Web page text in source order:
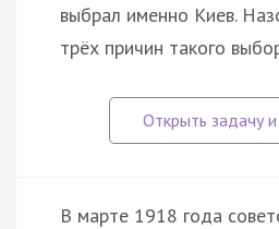
выбрал именно Киев.
трёх причин такого
В марте 1918 года